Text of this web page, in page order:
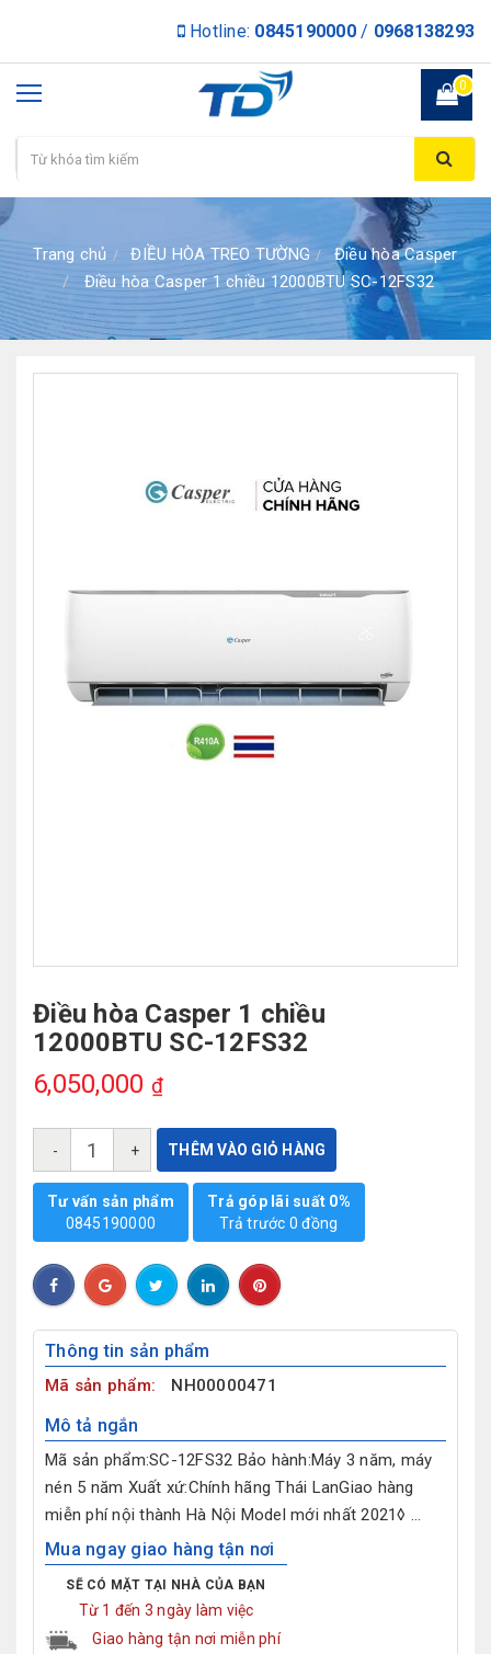
Hotline: 0845190000/ 0968138293
0
Trang chủ ĐIỀU HÒA TREO TƯỜNG
Điều hòa Casper
Điều hòa Casper 1 chiều 12000BTU SC-12FS32
Điều hòa Casper 1 chiều
12000BTU SC-12FS32
6,050,000 ₫
- + THÊM VÀO GIỎ HÀNG
Tư vấn sản phẩm
0845190000
Trả góp lãi suất 0%
Trả trước 0 đồng
Thông tin sản phẩm
Mã sản phẩm: NH00000471
Mô tả ngắn
Mã sản phẩm:SC-12FS32 Bảo hành:Máy 3 năm, máy
nén 5 năm Xuất xứ:Chính hãng Thái LanGiao hàng
miễn phí nội thành Hà Nội Model mới nhất 2021◊ ...
Mua ngay giao hàng tận nơi
SẼ CÓ MẶT TẠI NHÀ CỦA BẠN
Từ 1 đến 3 ngày làm việc
Giao hàng tận nơi miễn phí